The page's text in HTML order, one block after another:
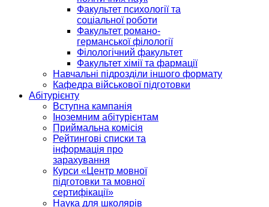
Факультет психології та
соціальної роботи
Факультет романо-
германської філології
Філологічний факультет
Факультет хімії та фармації
Навчальні підрозділи іншого формату
Кафедра військової підготовки
Абітурієнту
Вступна кампанія
Іноземним абітурієнтам
Приймальна комісія
Рейтингові списки та
інформація про
зарахування
Курси «Центр мовної
підготовки та мовної
сертифікації»
Наука для школярів